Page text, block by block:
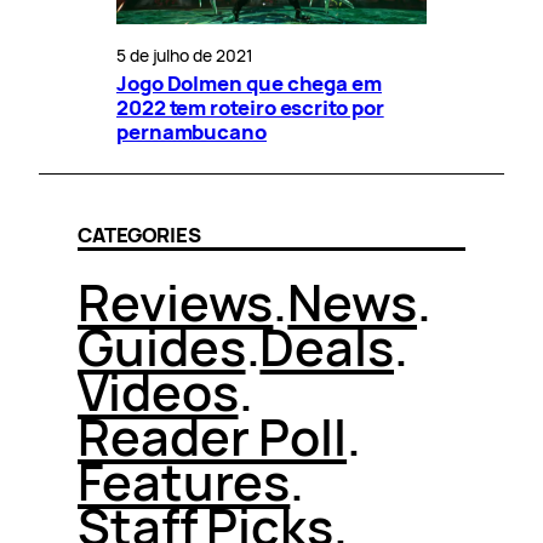
5 de julho de 2021
Jogo Dolmen que chega em
2022 tem roteiro escrito por
pernambucano
CATEGORIES
Reviews.News.
Guides.Deals.
Videos.
Reader Poll.
Features.
Staff Picks.